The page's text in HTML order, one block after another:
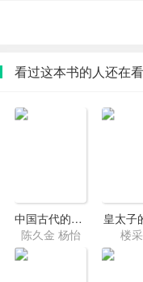
看过这本书的人还在看
中国古代的天文与历法
陈久金 杨怡
皇太子
楼